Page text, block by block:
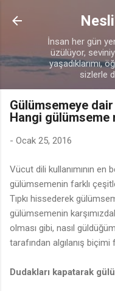
İnsan her gün
üzülüyor,
yaşadıklarımı,
sizlerle
Gülümsemeye dair
Hangi gülümseme
- Ocak 25, 2016
Vücut dili kullanımının en
gülümsemenin farklı
Tıpkı hissederek
gülümsemenin
olması gibi, nasıl
tarafından algılanış biçimi
Dudakları kapatarak